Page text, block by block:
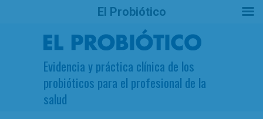
Evidencia y práctica clínica de los
probióticos para el profesional de la
salud
El Probiótico